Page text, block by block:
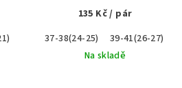
33-36(22-23)
135 Kč/ pár
37-38(24-25)
39-41(26-27)
Na skladě